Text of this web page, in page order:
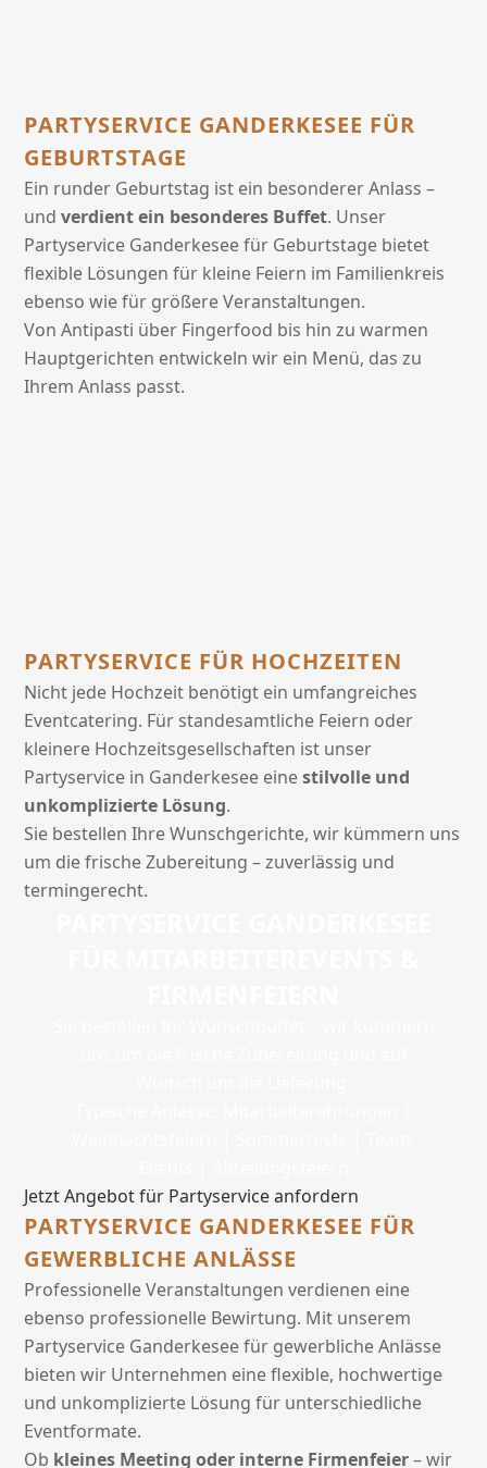
PARTYSERVICE GANDERKESEE FÜR
GEBURTSTAGE
Ein runder Geburtstag ist ein besonderer Anlass –
undverdient ein besonderes Buffet. Unser
Partyservice Ganderkesee für Geburtstage bietet
flexible Lösungen für kleine Feiern im Familienkreis
ebenso wie für größere Veranstaltungen.
Von Antipasti über Fingerfood bis hin zu warmen
Hauptgerichten entwickeln wir ein Menü, das zu
Ihrem Anlass passt.
PARTYSERVICE FÜR HOCHZEITEN
Nicht jede Hochzeit benötigt ein umfangreiches
Eventcatering. Für standesamtliche Feiern oder
kleinere Hochzeitsgesellschaften ist unser
Partyservice in Ganderkesee einestilvolle und
unkomplizierte Lösung.
Sie bestellen Ihre Wunschgerichte, wir kümmern uns
um die frische Zubereitung – zuverlässig und
termingerecht.
Jetzt Angebot für Partyservice anfordern
PARTYSERVICE GANDERKESEE FÜR
GEWERBLICHE ANLÄSSE
Professionelle Veranstaltungen verdienen eine
ebenso professionelle Bewirtung. Mit unserem
Partyservice Ganderkesee für gewerbliche Anlässe
bieten wir Unternehmen eine flexible, hochwertige
und unkomplizierte Lösung für unterschiedliche
Eventformate.
Ob kleines Meeting oder interne Firmenfeier– wir